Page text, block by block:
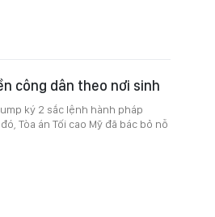
công dân theo nơi sinh
ký 2 sắc lệnh hành pháp
Tòa án Tối cao Mỹ đã bác bỏ nỗ